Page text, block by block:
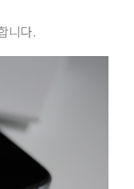
니다.